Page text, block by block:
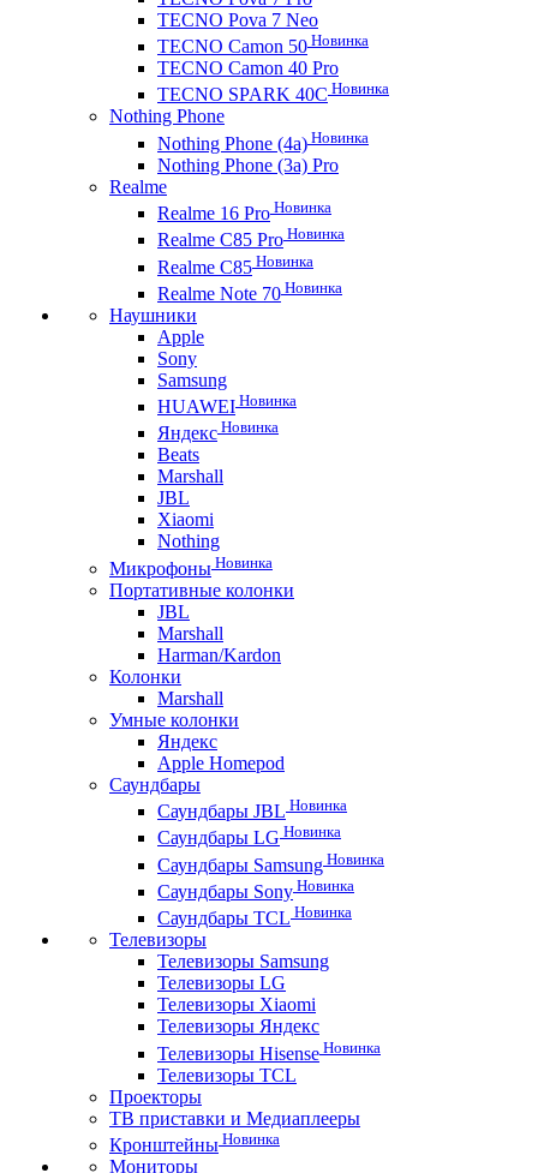
TECNO Pova 7 Neo
TECNO Camon 50 Новинка
TECNO Camon 40 Pro
TECNO SPARK 40C Новинка
Nothing Phone
Nothing Phone (4a) Новинка
Nothing Phone (3a) Pro
Realme
Realme 16 Pro Новинка
Realme C85 Pro Новинка
Realme C85 Новинка
Realme Note 70 Новинка
Наушники
Apple
Sony
Samsung
HUAWEI Новинка
Яндекс Новинка
Beats
Marshall
JBL
Xiaomi
Nothing
Микрофоны Новинка
Портативные колонки
JBL
Marshall
Harman/Kardon
Колонки
Marshall
Умные колонки
Яндекс
Apple Homepod
Саундбары
Саундбары JBL Новинка
Саундбары LG Новинка
Саундбары Samsung Новинка
Саундбары Sony Новинка
Саундбары TCL Новинка
Телевизоры
Телевизоры Samsung
Телевизоры LG
Телевизоры Xiaomi
Телевизоры Яндекс
Телевизоры Hisense Новинка
Телевизоры TCL
Проекторы
ТВ приставки и Медиаплееры
Кронштейны Новинка
Мониторы